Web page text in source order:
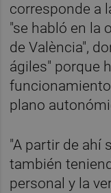
corresponde a
"se habló en la
de València",
ágiles" porque
plano
"A partir de ahí
también
personal y la